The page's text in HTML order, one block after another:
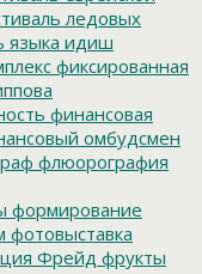
ледовых
языка идиш
фиксированная
финансовая
омбудсмен
флюорография
формирование
фотовыставка
Фрейд фрукты